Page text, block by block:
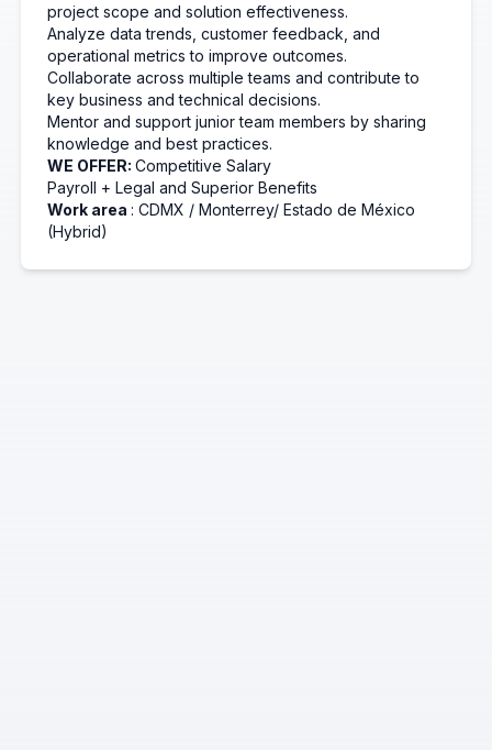
project scope and solution effectiveness.
Analyze data trends, customer feedback, and
operational metrics to improve outcomes.
Collaborate across multiple teams and contribute to
key business and technical decisions.
Mentor and support junior team members by sharing
knowledge and best practices.
WE OFFER: Competitive Salary
Payroll + Legal and Superior Benefits
Work area : CDMX / Monterrey/ Estado de México
(Hybrid)